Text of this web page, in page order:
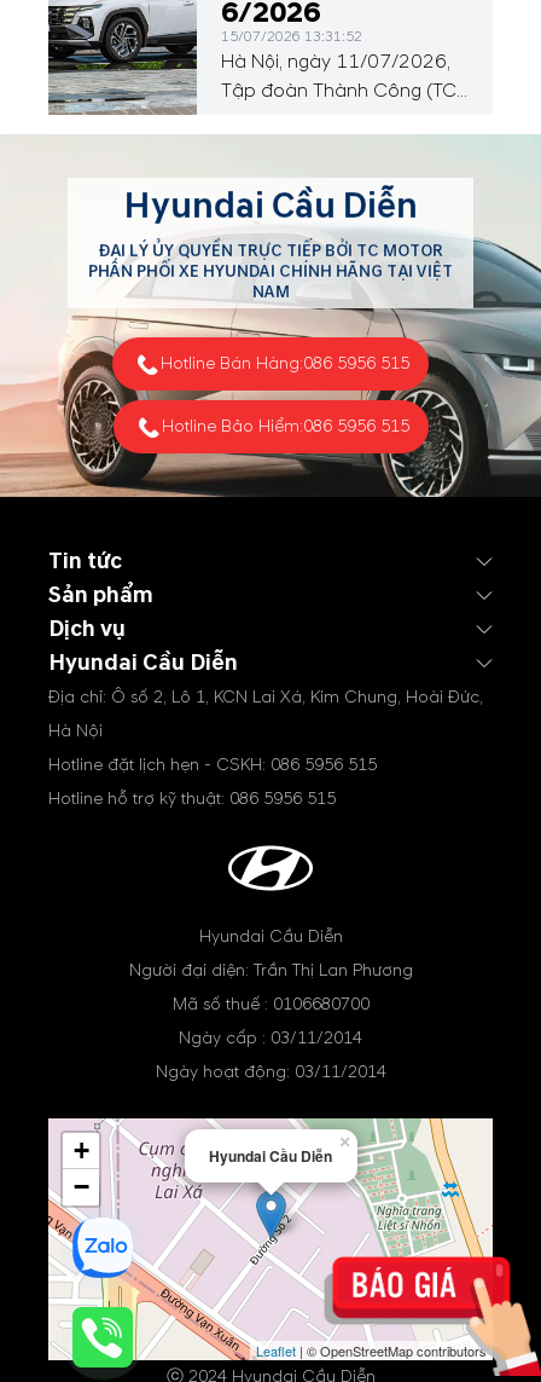
8 năm 2026.
6/2026
15/07/2026 13:31:52
Hà Nội, ngày 11/07/2026,
Tập đoàn Thành Công (TC
tháng 6/2026 với tổng
doanh số đạt 3.746 xe. Tính
chung 6 tháng đầu năm,
Hyundai đã bàn giao tổng
cộng 25.069 xe tới khách
hàng trên toàn quốc.
Hyundai Cầu Diễn
ĐẠI LÝ ỦY QUYỀN TRỰC TIẾP BỞI TC MOTOR
PHÂN PHỐI XE HYUNDAI CHÍNH HÃNG TẠI VIỆT
NAM
Hotline Bán Hàng:086 5956 515
Hotline Bảo Hiểm:086 5956 515
Tin tức
Sản phẩm
Dịch vụ
Hyundai Cầu Diễn
Địa chỉ: Ô số 2, Lô 1, KCN Lai Xá, Kim Chung, Hoài Đức,
Hà Nội
Hotline đặt lịch hẹn - CSKH: 086 5956 515
Hotline hỗ trợ kỹ thuật: 086 5956 515
Hyundai Cầu Diễn
Người đại diện: Trần Thị Lan Phương
Mã số thuế : 0106680700
Ngày cấp : 03/11/2014
Ngày hoạt động: 03/11/2014
Hyundai Cầu Diễn
×
+
−
Leaflet | © OpenStreetMap contributors
ⓒ 2024 Hyundai Cầu Diễn